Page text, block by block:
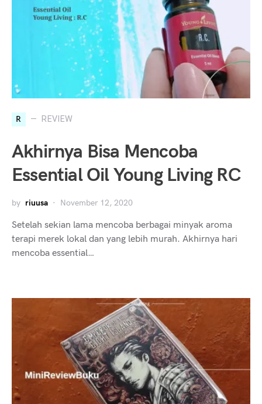
R REVIEW
Akhirnya Bisa Mencoba
Essential Oil Young Living RC
by riuusa November 12, 2020
Setelah sekian lama mencoba berbagai minyak aroma
terapi merek lokal dan yang lebih murah. Akhirnya hari
mencoba essential…